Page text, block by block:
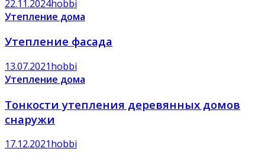
22.11.2024hobbi
Утепление дома
Утепление фасада
13.07.2021hobbi
Утепление дома
Тонкости утепления деревянных домов
снаружи
17.12.2021hobbi